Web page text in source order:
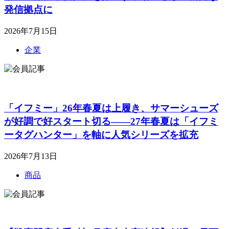
発信拠点に
2026年7月15日
企業
「イフミー」26年春夏は上履き、サマーシューズ
が好調で好スタート切る――27年春夏は「イフミ
ータグハンター」を軸に人気シリーズを拡充
2026年7月13日
商品